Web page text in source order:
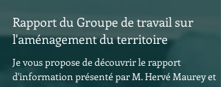
2 juin 2017